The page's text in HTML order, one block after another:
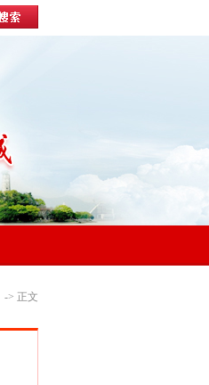
-> 正文